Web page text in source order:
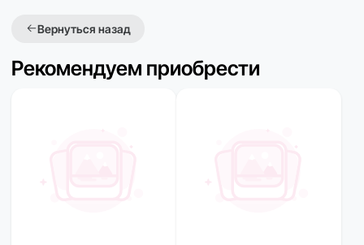
Вернуться назад
Рекомендуем приобрести